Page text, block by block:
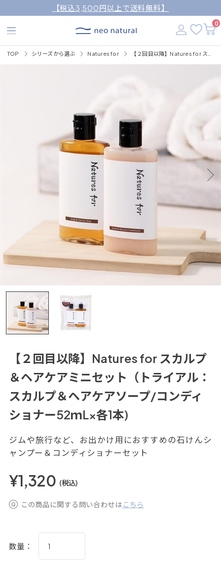
【税込3,500円以上で送料無料】
0
TOP シリーズから選ぶ Natures for
【２回目以降】Natures for スカルプ
＆ヘアケアミニセット（トライアル：
スカルプ＆ヘアケアソープ/コンディ
ショナー52ｍL×各1本)
ジムや旅行など、お出かけ用におすすめの石けんシ
ャンプー＆コンディショナーセット
¥1,320 (税込)
この商品に関する問い合わせは こちら
数量：